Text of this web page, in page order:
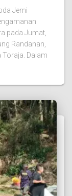
Jemi
pada Jumat,
Randanan,
Toraja. Dalam